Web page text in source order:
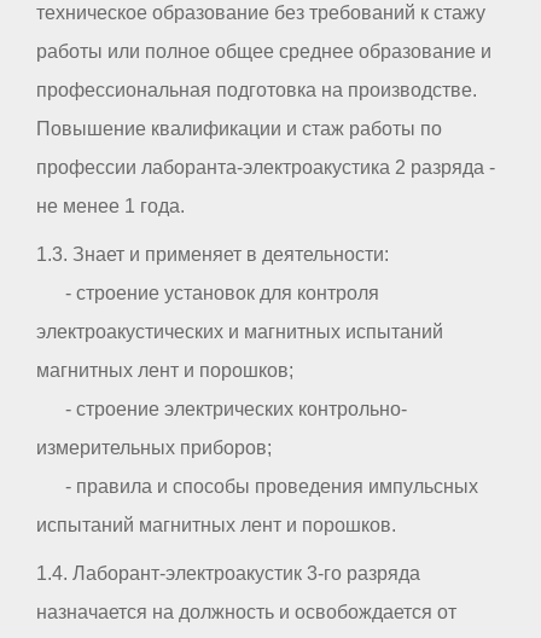
техническое образование без требований к стажу
работы или полное общее среднее образование и
профессиональная подготовка на производстве.
Повышение квалификации и стаж работы по
профессии лаборанта-электроакустика 2 разряда -
не менее 1 года.
1.3. Знает и применяет в деятельности:
- строение установок для контроля
электроакустических и магнитных испытаний
магнитных лент и порошков;
- строение электрических контрольно-
измерительных приборов;
- правила и способы проведения импульсных
испытаний магнитных лент и порошков.
1.4. Лаборант-электроакустик 3-го разряда
назначается на должность и освобождается от